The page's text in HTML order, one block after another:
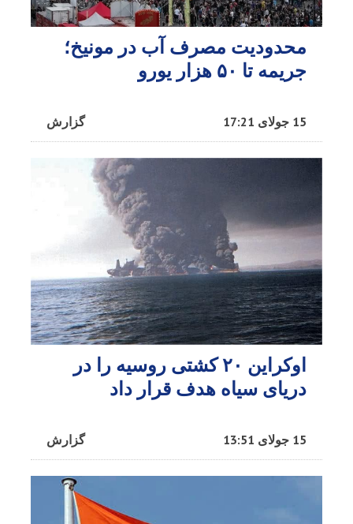
محدودیت مصرف آب در مونیخ؛
جریمه تا ۵۰ هزار یورو
گزارش 15 جولای 17:21
اوکراین ۲۰ کشتی روسیه را در
دریای سیاه هدف قرار داد
گزارش 15 جولای 13:51